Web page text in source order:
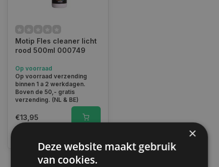
Motip Fles cleaner licht
rood 500ml 000749
Op voorraad
Op voorraad verzending
binnen 1 a 2 werkdagen.
Boven de 50,- gratis
verzending. (NL & BE)
€13,95
×
Deze website maakt gebruik
van cookies.